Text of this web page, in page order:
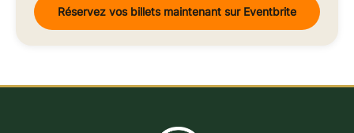
Réservez vos billets maintenant sur Eventbrite